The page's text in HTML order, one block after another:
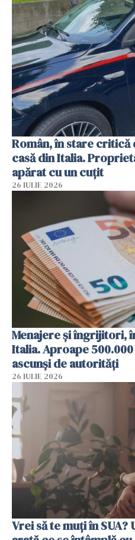
Român, în stare
casă din Italia.
apărat cu un cuțit
26 IULIE 2026
Menajere și îngrijitori,
Italia. Aproape
ascunși de autorități
26 IULIE 2026
Vrei să te muți în